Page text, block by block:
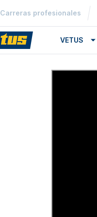
Carreras profesionales
VETUS